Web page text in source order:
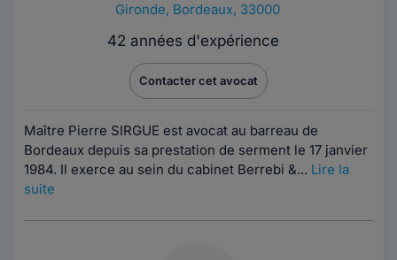
Gironde, Bordeaux, 33000
42 années d'expérience
Contacter cet avocat
Maître Pierre SIRGUE est avocat au barreau de
Bordeaux depuis sa prestation de serment le 17 janvier
1984. Il exerce au sein du cabinet Berrebi &... Lire la
suite